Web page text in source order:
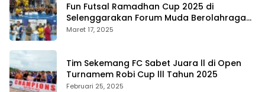
Fun Futsal Ramadhan Cup 2025 di
Selenggarakan Forum Muda Berolahraga
Bengkalis
Maret 17, 2025
Tim Sekemang FC Sabet Juara ll di Open
Turnamem Robi Cup lll Tahun 2025
Februari 25, 2025